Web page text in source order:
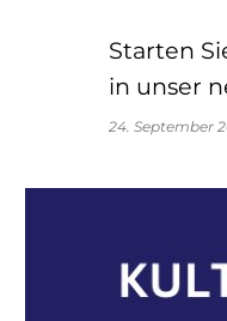
Starten
in unser
24. September